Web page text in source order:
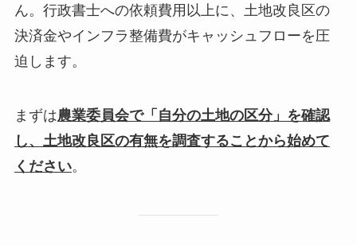
ん。行政書士への依頼費用以上に、土地改良区の
決済金やインフラ整備費がキャッシュフローを圧
迫します。
まずは農業委員会で「自分の土地の区分」を確認
し、土地改良区の有無を調査することから始めて
ください。